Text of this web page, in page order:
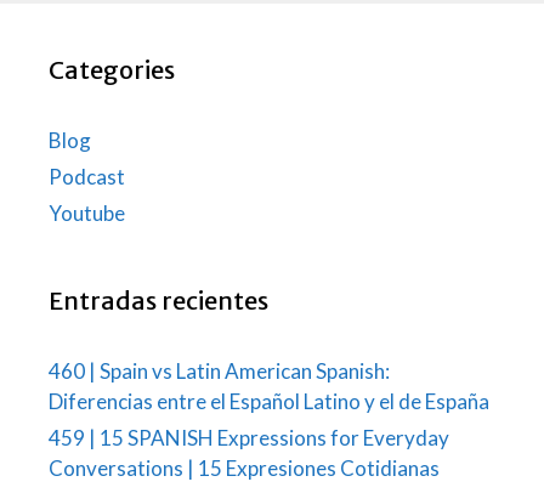
Categories
Blog
Podcast
Youtube
Entradas recientes
460 | Spain vs Latin American Spanish:
Diferencias entre el Español Latino y el de España
459 | 15 SPANISH Expressions for Everyday
Conversations | 15 Expresiones Cotidianas